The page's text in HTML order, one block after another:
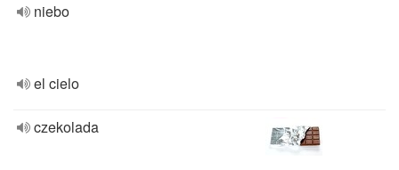
niebo
el cielo
czekolada